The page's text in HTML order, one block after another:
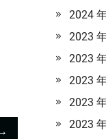
2024
2023
2023
2023
2023
2023